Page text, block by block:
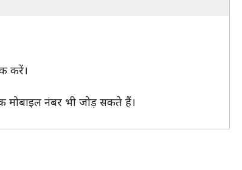
करें।
नंबर भी जोड़ सकते हैं।